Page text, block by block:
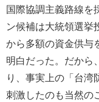
国際協調主義路線を
ン候補は大統領選挙
から多額の資金供与
明白だった。だから
り、事実上の「台湾
刺激したのも当然の